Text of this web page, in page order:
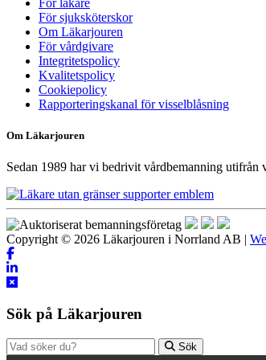
För läkare
För sjuksköterskor
Om Läkarjouren
För vårdgivare
Integritetspolicy
Kvalitetspolicy
Cookiepolicy
Rapporteringskanal för visselblåsning
Om Läkarjouren
Sedan 1989 har vi bedrivit vårdbemanning utifrån
Copyright © 2026 Läkarjouren i Norrland AB |
Sök på Läkarjouren
Sök